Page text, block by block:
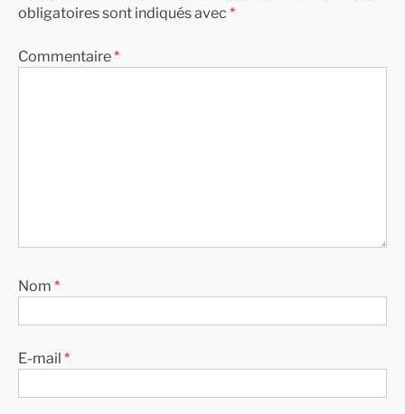
obligatoires sont indiqués avec *
Commentaire*
Nom *
E-mail *